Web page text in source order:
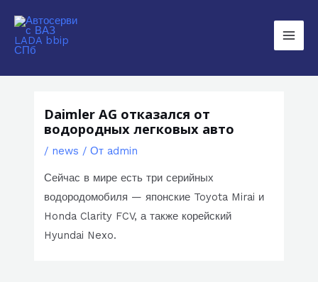
содержимому
Main
Daimler AG отказался от
водородных легковых авто
/ news / От admin
Сейчас в мире есть три серийных
водородомобиля — японские Toyota Mirai и
Honda Clarity FCV, а также корейский
Hyundai Nexo.